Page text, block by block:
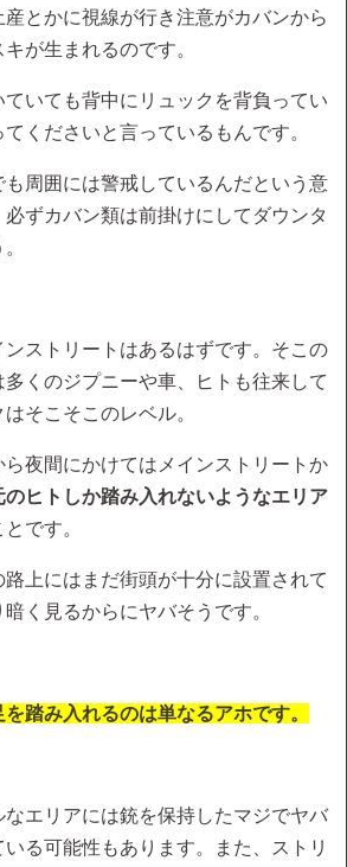
とかに視線が行き注意がカバンから
が生まれるのです。
いても背中にリュックを背負ってい
くださいと言っているもんです。
周囲には警戒しているんだという意
ずカバン類は前掛けにしてダウンタ
ンストリートはあるはずです。そこの
多くのジプニーや車、ヒトも往来して
そこそこのレベル。
ら夜間にかけてはメインストリートか
のヒトしか踏み入れないようなエリア
とです。
路上にはまだ街頭が十分に設置されて
く見るからにヤバそうです。
踏み入れるのは単なるアホです。
エリアには銃を保持したマジでヤバ
る可能性もあります。また、ストリ